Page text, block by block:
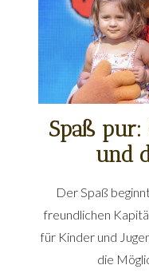
Spaß pur:
und
Der Spaß
freundlichen
für Kinder und
die